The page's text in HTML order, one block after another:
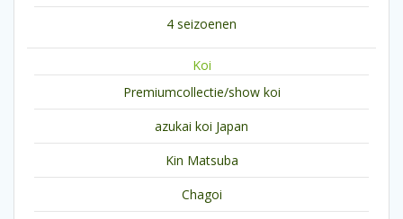
4 seizoenen
Koi
Premiumcollectie/show koi
azukai koi Japan
Kin Matsuba
Chagoi